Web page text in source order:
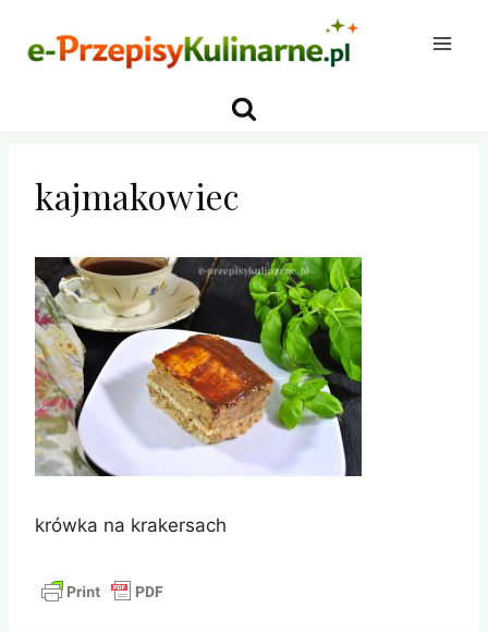
kajmakowiec
krówka na krakersach